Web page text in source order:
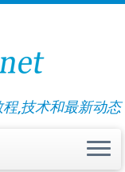
程,技术和最新动态